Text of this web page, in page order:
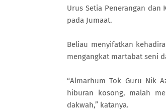
Urus Setia Penerangan dan
pada Jumaat.
Beliau menyifatkan
mengangkat martabat seni
“Almarhum Tok Guru Nik
hiburan kosong, malah
dakwah,” katanya.